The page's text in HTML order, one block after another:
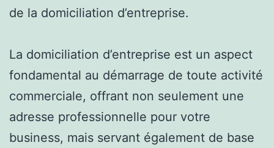
de la domiciliation d’entreprise.
La domiciliation d’entreprise est un aspect
fondamental au démarrage de toute activité
commerciale, offrant non seulement une
adresse professionnelle pour votre
business, mais servant également de base